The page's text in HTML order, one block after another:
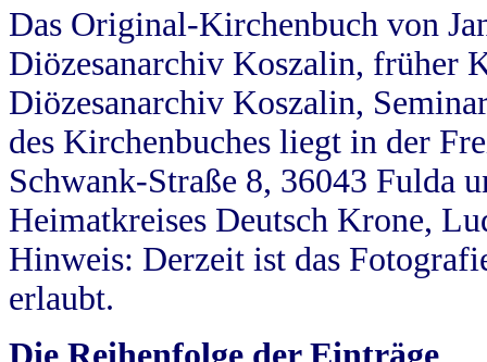
Das Original-Kirchenbuch von
Diözesanarchiv Koszalin, früher
Diözesanarchiv Koszalin,
des Kirchenbuches liegt in der
Schwank-Straße 8, 36043 Fulda
Heimatkreises Deutsch Krone,
Hinweis: Derzeit ist das
erlaubt.